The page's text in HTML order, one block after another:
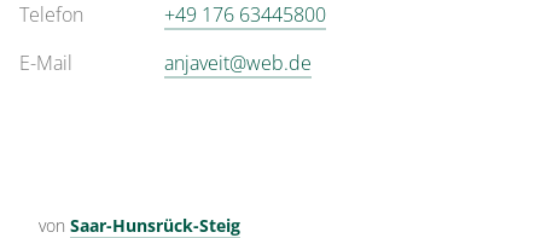
Telefon
+49 176 63445800
E-Mail
anjaveit@web.de
von Saar-Hunsrück-Steig